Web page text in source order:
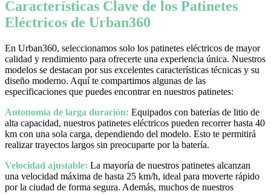
Características Clave de los Patinetes
Eléctricos de Urban360
En Urban360, seleccionamos solo los patinetes eléctricos de mayor
calidad y rendimiento para ofrecerte una experiencia única. Nuestros
modelos se destacan por sus excelentes características técnicas y su
diseño moderno. Aquí te compartimos algunas de las
especificaciones que puedes encontrar en nuestros patinetes:
Autonomía de larga duración: Equipados con baterías de litio de
alta capacidad, nuestros patinetes eléctricos pueden recorrer hasta 40
km con una sola carga, dependiendo del modelo. Esto te permitirá
realizar trayectos largos sin preocuparte por la batería.
Velocidad ajustable: La mayoría de nuestros patinetes alcanzan
una velocidad máxima de hasta 25 km/h, ideal para moverte rápido
por la ciudad de forma segura. Además, muchos de nuestros